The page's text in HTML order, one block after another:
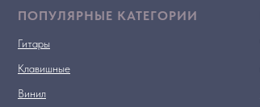
ПОПУЛЯРНЫЕ КАТЕГОРИИ
Гитары
Клавишные
Винил